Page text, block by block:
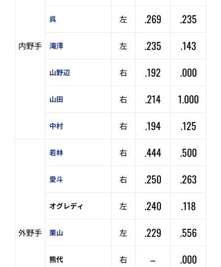
内野手
呉 左 .269 .235
滝澤 左 .235 .143
山野辺 右 .192 .000
山田 右 .214 1.000
中村 右 .194 .125
外野手
若林 右 .444 .500
愛斗 右 .250 .263
オグレディ 左 .240 .118
栗山 左 .229 .556
熊代 右 – .000